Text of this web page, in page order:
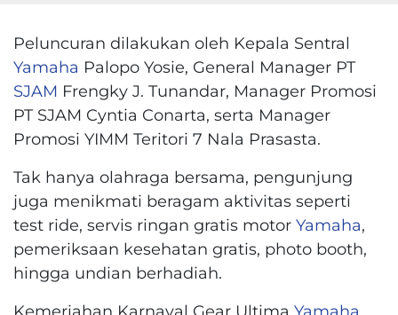
Peluncuran dilakukan oleh Kepala Sentral
Yamaha Palopo Yosie, General Manager PT
SJAM Frengky J. Tunandar, Manager Promosi
PT SJAM Cyntia Conarta, serta Manager
Promosi YIMM Teritori 7 Nala Prasasta.
Tak hanya olahraga bersama, pengunjung
juga menikmati beragam aktivitas seperti
test ride, servis ringan gratis motor Yamaha,
pemeriksaan kesehatan gratis, photo booth,
hingga undian berhadiah.